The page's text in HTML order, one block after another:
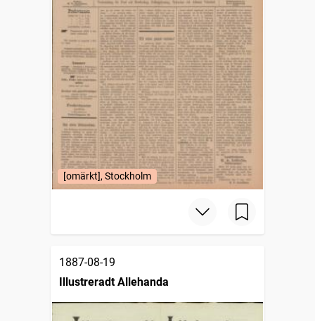
[omärkt], Stockholm
1887-08-19
Illustreradt Allehanda